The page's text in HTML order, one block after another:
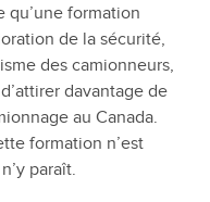
qu’une formation
de la sécurité,
des camionneurs,
davantage de
au Canada.
formation n’est
paraît.